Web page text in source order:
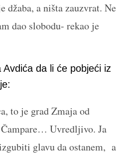
džaba, a ništa zauzvrat. Ne
dao slobodu- rekao je
da li će pobjeći iz
to je grad Zmaja od
Čampare… Uvredljivo. Ja
glavu da ostanem, a